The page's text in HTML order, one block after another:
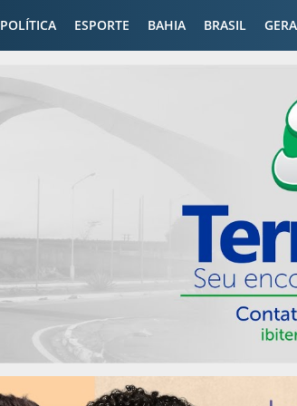
POLÍTICA ESPORTE BAHIA BRASIL